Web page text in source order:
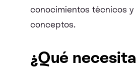
conocimientos técnicos
conceptos.
¿Qué